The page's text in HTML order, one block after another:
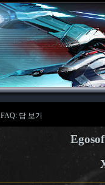
FAQ: 답 보기